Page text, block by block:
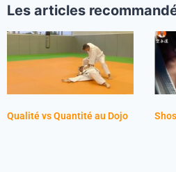
Les articles
Qualité vs Quantité au Dojo